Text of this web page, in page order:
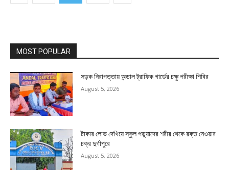
MOST POPULAR
সড়ক নিরাপত্তায় অন্ডাল ট্রাফিক গার্ডের চক্ষু পরীক্ষা শিবির
August 5, 2026
টাকার লোভ দেখিয়ে স্কুল পড়ুয়াদের শরীর থেকে রক্ত নেওয়ার
চক্র দুর্গাপুরে
August 5, 2026